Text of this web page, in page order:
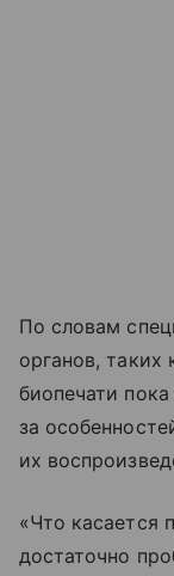
По словам
органов,
биопечати
за
их
«Что касается
достаточно